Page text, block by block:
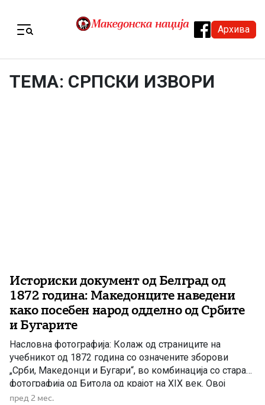
Архива
ТЕМА: СРПСКИ ИЗВОРИ
Историски документ од Белград од
1872 година: Македонците наведени
како посебен народ одделно од Србите
и Бугарите
Насловна фотографија: Колаж од страниците на
учебникот од 1872 година со означените зборови
„Срби, Македонци и Бугари“, во комбинација со стара
фотографија од Битола од крајот на XIX век. Овој
документ од XIX век вреди да го прочитаат Румен
пред 2 мес.